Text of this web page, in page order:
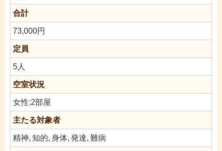
合計
73,000円
定員
5人
空室状況
女性:2部屋
主たる対象者
精神, 知的, 身体, 発達, 難病